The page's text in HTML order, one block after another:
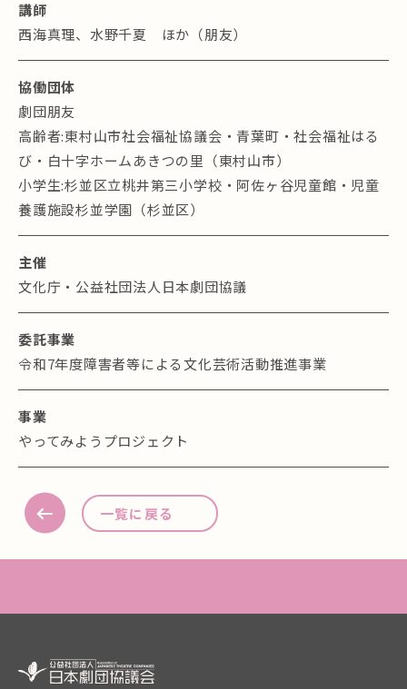
講師
西海真理、水野千夏 ほか（朋友）
協働団体
劇団朋友
高齢者:東村山市社会福祉協議会・青葉町・社会福祉はる
び・白十字ホームあきつの里（東村山市）
小学生:杉並区立桃井第三小学校・阿佐ヶ谷児童館・児童
養護施設杉並学園（杉並区）
主催
文化庁・公益社団法人日本劇団協議
委託事業
令和7年度障害者等による文化芸術活動推進事業
事業
やってみようプロジェクト
一覧に戻る